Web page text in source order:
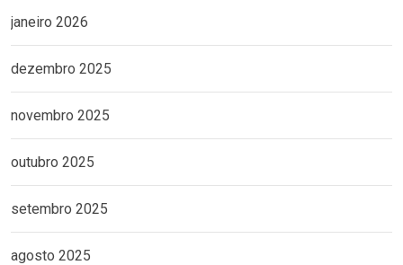
janeiro 2026
dezembro 2025
novembro 2025
outubro 2025
setembro 2025
agosto 2025